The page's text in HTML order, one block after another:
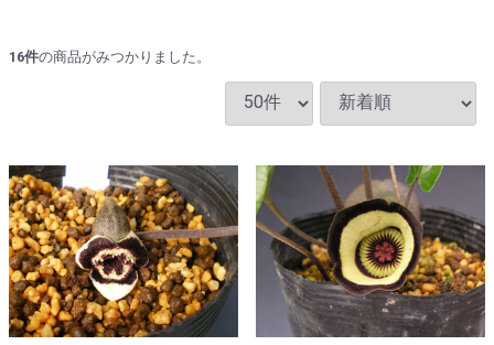
16件の商品がみつかりました。